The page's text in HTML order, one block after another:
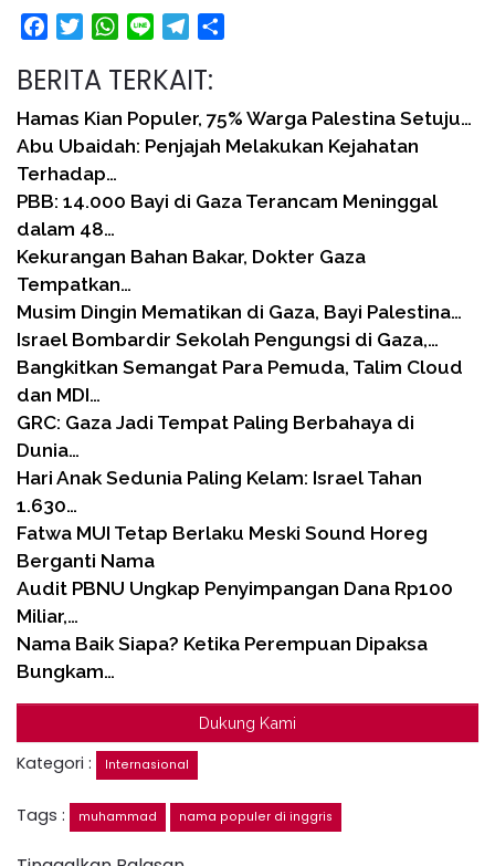
FacebookTwitterWhatsApp
Line Telegram
BERITA TERKAIT:
Hamas Kian Populer, 75% Warga Palestina Setuju…
Abu Ubaidah: Penjajah Melakukan Kejahatan
Terhadap…
PBB: 14.000 Bayi di Gaza Terancam Meninggal
dalam 48…
Kekurangan Bahan Bakar, Dokter Gaza
Tempatkan…
Musim Dingin Mematikan di Gaza, Bayi Palestina…
Israel Bombardir Sekolah Pengungsi di Gaza,…
Bangkitkan Semangat Para Pemuda, Talim Cloud
dan MDI…
GRC: Gaza Jadi Tempat Paling Berbahaya di
Dunia…
Hari Anak Sedunia Paling Kelam: Israel Tahan
1.630…
Fatwa MUI Tetap Berlaku Meski Sound Horeg
Berganti Nama
Audit PBNU Ungkap Penyimpangan Dana Rp100
Miliar,…
Nama Baik Siapa? Ketika Perempuan Dipaksa
Bungkam…
Dukung Kami
Kategori : Internasional
Tags : muhammad nama populer di inggris